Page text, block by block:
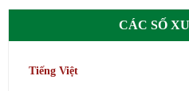
CÁC SỐ
Tiếng Việt